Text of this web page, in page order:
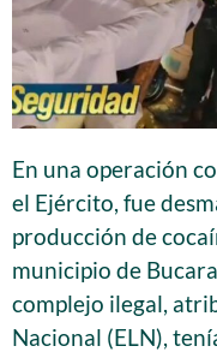
En una operación
el Ejército, fue
producción de
municipio de
complejo ilegal,
Nacional (ELN),